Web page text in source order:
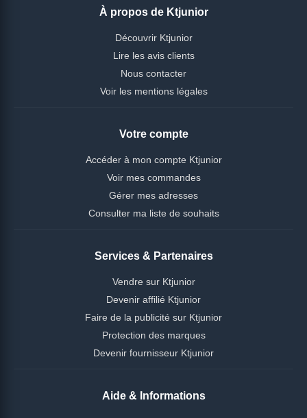
À propos de Ktjunior
Découvrir Ktjunior
Lire les avis clients
Nous contacter
Voir les mentions légales
Votre compte
Accéder à mon compte Ktjunior
Voir mes commandes
Gérer mes adresses
Consulter ma liste de souhaits
Services & Partenaires
Vendre sur Ktjunior
Devenir affilié Ktjunior
Faire de la publicité sur Ktjunior
Protection des marques
Devenir fournisseur Ktjunior
Aide & Informations